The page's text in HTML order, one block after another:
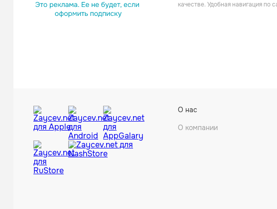
качестве. Удобная навигация
О нас
О компании